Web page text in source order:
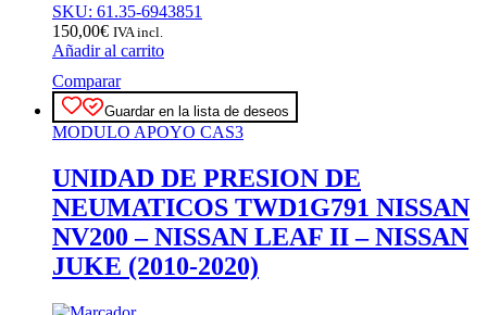
SKU: 61.35-6943851
150,00€ IVA incl.
Añadir al carrito
Comparar
Guardar en la lista de deseos
MODULO APOYO CAS3
UNIDAD DE PRESION DE
NEUMATICOS TWD1G791 NISSAN
NV200 – NISSAN LEAF II – NISSAN
JUKE (2010-2020)